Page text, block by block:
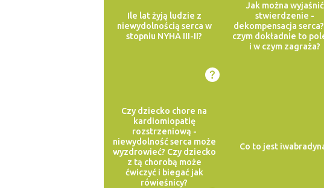
Ile lat żyją ludzie z
niewydolnością serca w
stopniu NYHA III-II?
Jak można wyjaśnić
stwierdzenie -
dekompensacja
czym dokładnie to
i w czym zagraża?
Czy dziecko chore na
kardiomiopatię
rozstrzeniową -
niewydolność serca może
wyzdrowieć? Czy dziecko
z tą chorobą może
ćwiczyć i biegać jak
rówieśnicy?
Co to jest